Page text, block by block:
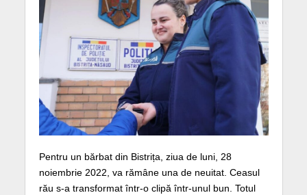
Pentru un bărbat din Bistrița, ziua de luni, 28
noiembrie 2022, va rămâne una de neuitat. Ceasul
rău s-a transformat într-o clipă într-unul bun. Totul